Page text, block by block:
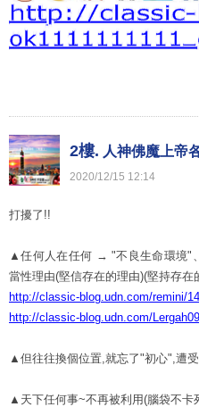
2樓. 人神佛魔上帝
2020/12/15 12:14
打擾了!!
▲任何人在任何 → "不良生命環境"
當性理由(堅信存在的理由)(堅持存在
http://classic-blog.udn.com/remini/
http://classic-blog.udn.com/
▲但往往換個位置,就忘了"初心",遭
▲天下任何事~不再被利用(腦袋不卡